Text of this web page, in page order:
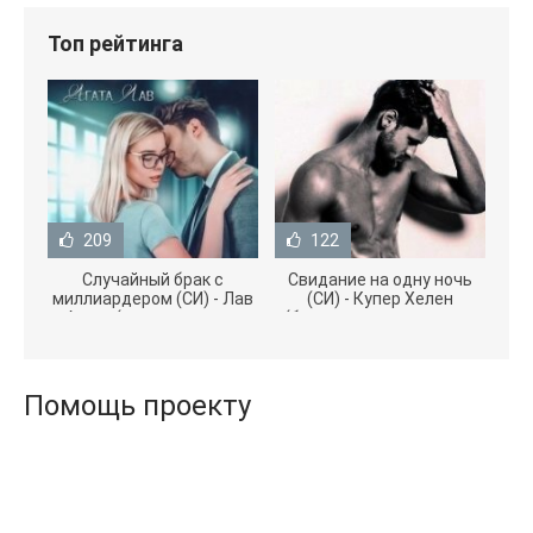
Топ рейтинга
209
Случайный брак с
миллиардером (СИ) - Лав
Агата (полная версия
122
Свидание на одну ночь
(СИ) - Купер Хелен
(бесплатные серии книг
Помощь проекту